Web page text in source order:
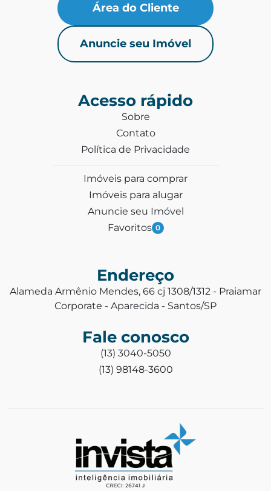
Área do Cliente
Anuncie seu Imóvel
Acesso rápido
Sobre
Contato
Política de Privacidade
Imóveis para comprar
Imóveis para alugar
Anuncie seu Imóvel
Favoritos 0
Endereço
Alameda Armênio Mendes, 66 cj 1308/1312 - Praiamar
Corporate - Aparecida - Santos/SP
Fale conosco
(13) 3040-5050
(13) 98148-3600